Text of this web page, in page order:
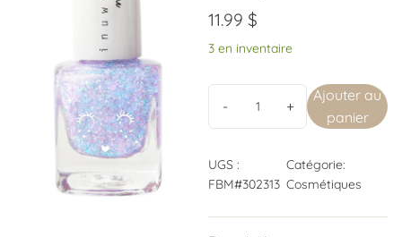
11.99$
3 en inventaire
Ajouter au
panier
UGS :
FBM#302313
Catégorie:
Cosmétiques